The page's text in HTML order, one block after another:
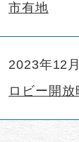
市有地
2023年12
ロビー開